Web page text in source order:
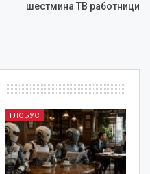
шестмина ТВ работници
ГЛОБУС